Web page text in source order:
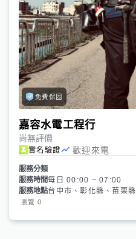
免費保固
嘉容水電工程行
尚無評價
實名驗證 歡迎來電
服務分類
服務時間每日 00:00 ~ 07:00
服務地點台中市、彰化縣、苗栗縣
瀏覽 0